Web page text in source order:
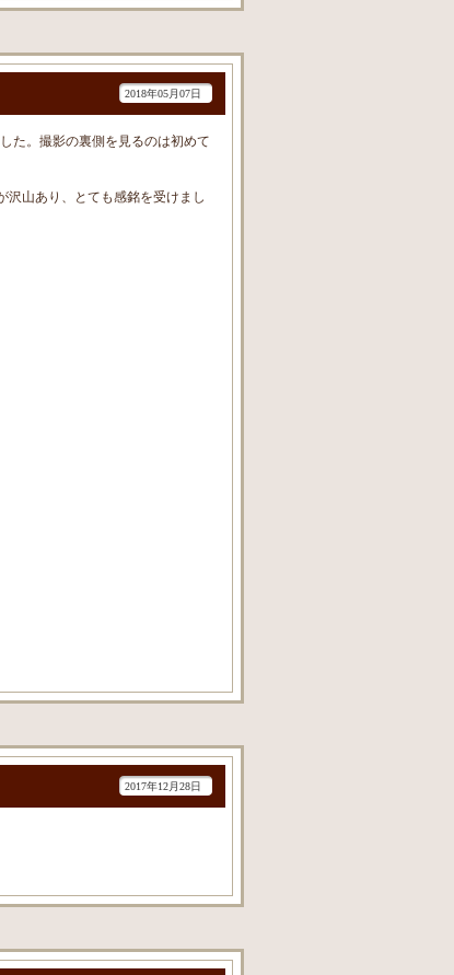
2018年05月07日
た。撮影の裏側を見るのは初めて
沢山あり、とても感銘を受けまし
2017年12月28日